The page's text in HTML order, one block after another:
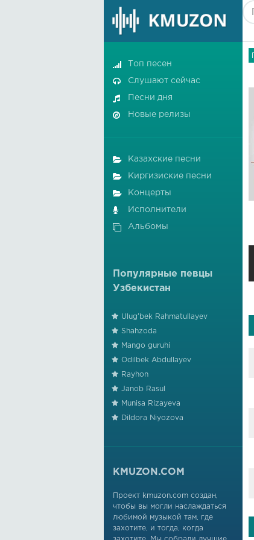
Топ песен
Слушают сейчас
Песни дня
Новые релизы
Казахские песни
Киргизиские песни
Концерты
Исполнители
Альбомы
Популярные певцы
Узбекистан
Ulug'bek Rahmatullayev
Shahzoda
Mango guruhi
Odilbek Abdullayev
Rayhon
Janob Rasul
Munisa Rizayeva
Dildora Niyozova
KMUZON.COM
Проект kmuzon.com создан,
чтобы вы могли наслаждаться
любимой музыкой там, где
захотите, и тогда, когда